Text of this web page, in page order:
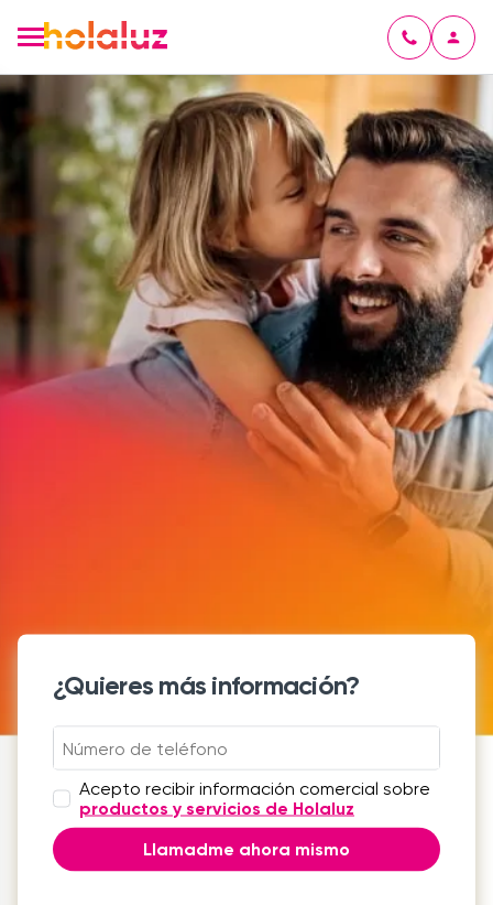
¿Quieres más información?
Acepto recibir información comercial sobre
productos y servicios de Holaluz
Llamadme ahora mismo